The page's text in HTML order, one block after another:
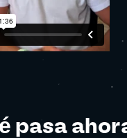
pasa